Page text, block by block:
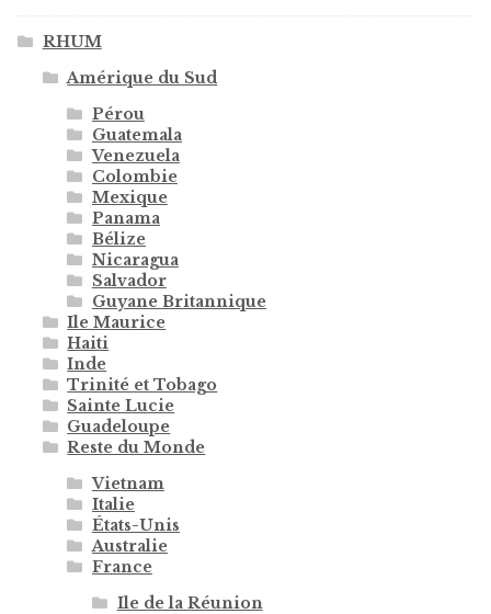
RHUM
Amérique du Sud
Pérou
Guatemala
Venezuela
Colombie
Mexique
Panama
Bélize
Nicaragua
Salvador
Guyane Britannique
Ile Maurice
Haiti
Inde
Trinité et Tobago
Sainte Lucie
Guadeloupe
Reste du Monde
Vietnam
Italie
États-Unis
Australie
France
Ile de la Réunion